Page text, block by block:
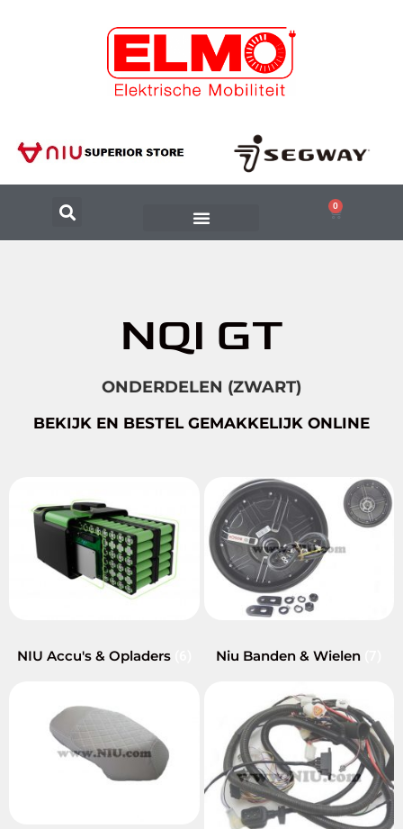
0
NQI GT
ONDERDELEN (ZWART)
BEKIJK EN BESTEL GEMAKKELIJK ONLINE
NIU Accu's & Opladers Niu Banden & Wielen